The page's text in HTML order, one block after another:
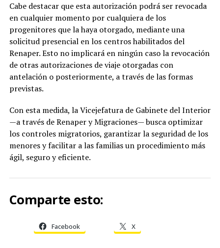
Cabe destacar que esta autorización podrá ser revocada
en cualquier momento por cualquiera de los
progenitores que la haya otorgado, mediante una
solicitud presencial en los centros habilitados del
Renaper. Esto no implicará en ningún caso la revocación
de otras autorizaciones de viaje otorgadas con
antelación o posteriormente, a través de las formas
previstas.
Con esta medida, la Vicejefatura de Gabinete del Interior
—a través de Renaper y Migraciones— busca optimizar
los controles migratorios, garantizar la seguridad de los
menores y facilitar a las familias un procedimiento más
ágil, seguro y eficiente.
Comparte esto:
Facebook X